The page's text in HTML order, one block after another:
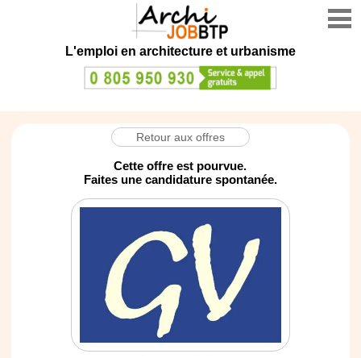
L'emploi en architecture et urbanisme
Retour aux offres
Cette offre est pourvue.
Faites une candidature spontanée.